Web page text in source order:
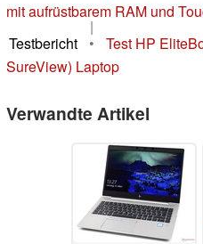
mit aufrüstbarem RAM und
|
Testbericht
•
Test HP
SureView) Laptop
Verwandte Artikel